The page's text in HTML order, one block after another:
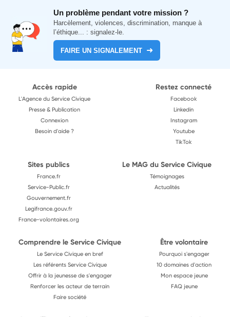
Un problème pendant votre mission ?
Harcèlement, violences, discrimination, manque à
l’éthique... : signalez-le.
FAIRE UN SIGNALEMENT
Accès rapide
L'Agence du Service Civique
Presse & Publication
Connexion
Besoin d'aide ?
Restez connecté
Facebook
Linkedin
Instagram
Youtube
TikTok
Sites publics
France.fr
Service-Public.fr
Gouvernement.fr
Legifrance.gouv.fr
France-volontaires.org
Le MAG du Service Civique
Témoignages
Actualités
Comprendre le Service Civique
Le Service Civique en bref
Les référents Service Civique
Offrir à la jeunesse de s'engager
Renforcer les acteur de terrain
Faire société
Être volontaire
Pourquoi s'engager
10 domaines d'action
Mon espace jeune
FAQ jeune